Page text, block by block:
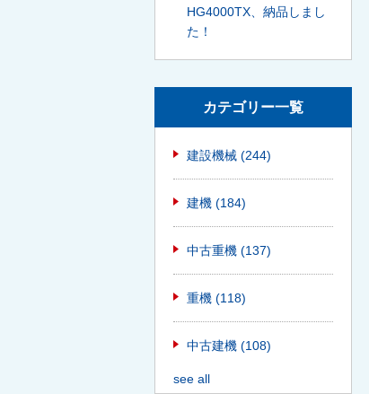
HG4000TX、納品しまし
た！
カテゴリー一覧
建設機械 (244)
建機 (184)
中古重機 (137)
重機 (118)
中古建機 (108)
see all